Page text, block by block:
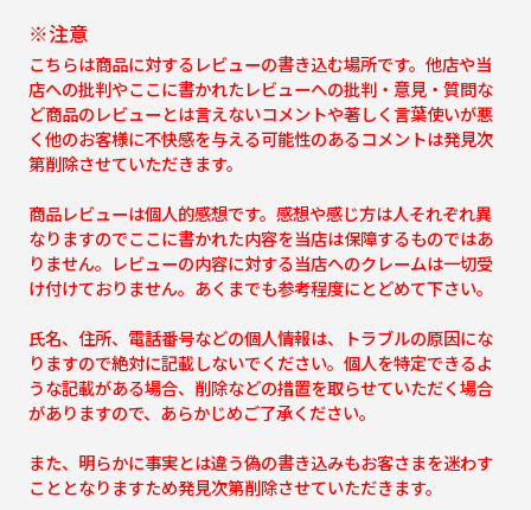
※注意
こちらは商品に対するレビューの書き込む場所です。他店や当
店への批判やここに書かれたレビューへの批判・意見・質問な
ど商品のレビューとは言えないコメントや著しく言葉使いが悪
く他のお客様に不快感を与える可能性のあるコメントは発見次
第削除させていただきます。
商品レビューは個人的感想です。感想や感じ方は人それぞれ異
なりますのでここに書かれた内容を当店は保障するものではあ
りません。レビューの内容に対する当店へのクレームは一切受
け付けておりません。あくまでも参考程度にとどめて下さい。
氏名、住所、電話番号などの個人情報は、トラブルの原因にな
りますので絶対に記載しないでください。個人を特定できるよ
うな記載がある場合、削除などの措置を取らせていただく場合
がありますので、あらかじめご了承ください。
また、明らかに事実とは違う偽の書き込みもお客さまを迷わす
こととなりますため発見次第削除させていただきます。